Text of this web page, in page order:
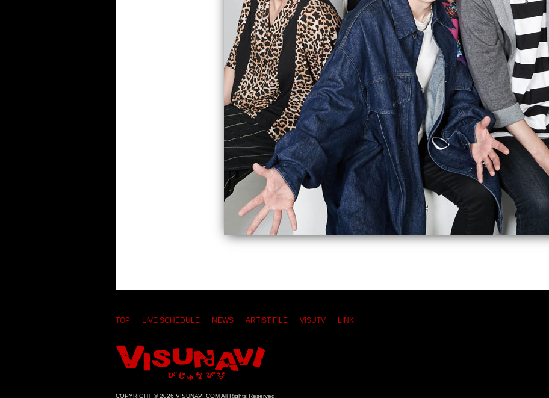
TOP LIVE SCHEDULE NEWS ARTIST FILE VISUTV LINK
COPYRIGHT © 2026 VISUNAVI.COM All Rights Reserved.